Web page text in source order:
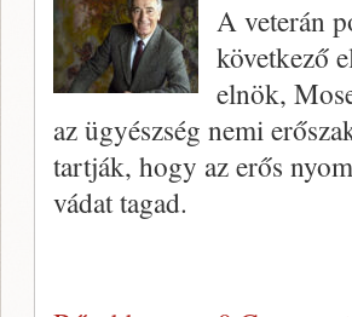
A veterán
következő
elnök,
az ügyészség nemi
tartják, hogy az erős
vádat tagad.